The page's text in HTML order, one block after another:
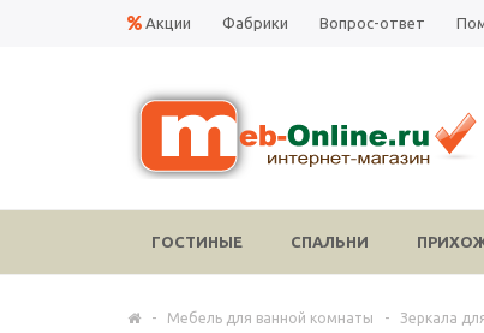
Акции Фабрики Вопрос-ответ
ГОСТИНЫЕ СПАЛЬНИ
- Мебель для ванной комнаты - Зеркала